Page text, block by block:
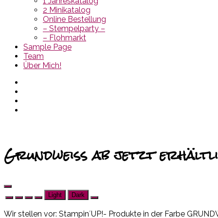
2 Minikatalog
Online Bestellung
– Stempelparty –
– Flohmarkt
Sample Page
Team
Über Mich!
Grundweiss ab jetzt
Light Dark
Wir stellen vor: Stampin´UP!- Produkte in der Farbe